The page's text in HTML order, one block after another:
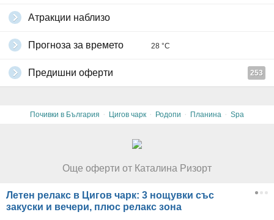
Атракции наблизо
Прогноза за времето 28 °C
Предишни оферти 253
Почивки в България · Цигов чарк · Родопи · Планина · Spa
Още оферти от Каталина Ризорт
Летен релакс в Цигов чарк: 3 нощувки със
закуски и вечери, плюс релакс зона